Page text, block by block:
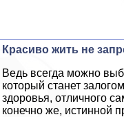
Красиво жить не
Ведь всегда можно
который станет
здоровья, отличного
конечно же, истинной